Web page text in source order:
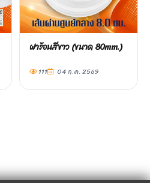
ฝาร้อนสีขาว (ขนาด 80mm.)
111 04 ก.ค. 2569